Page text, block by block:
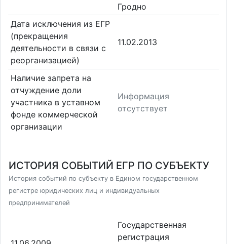
Гродно
Дата исключения из ЕГР
(прекращения
деятельности в связи с
реорганизацией)
11.02.2013
Наличие запрета на
отчуждение доли
участника в уставном
фонде коммерческой
организации
Информация
отсутствует
ИСТОРИЯ СОБЫТИЙ ЕГР ПО СУБЪЕКТУ
История событий по субъекту в Едином государственном
регистре юридических лиц и индивидуальных
предпринимателей
Государственная
регистрация